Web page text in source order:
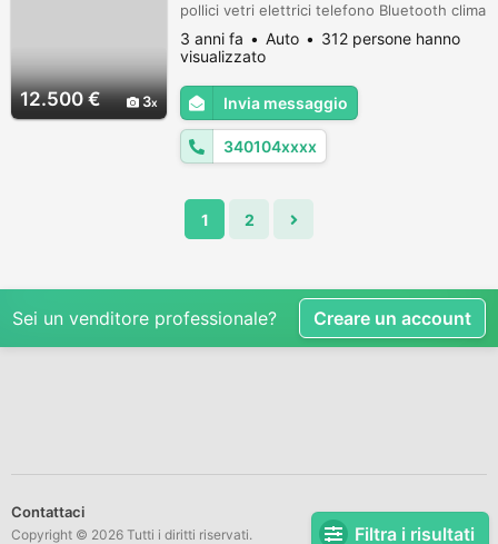
Filtra i risultati
12.500 € 3
pollici vetri elettrici telefono Bluetooth clima
bizona blocksfaft antifurto elettronico
antifurto ruote colore grigio scuro
3 anni fa Auto
312 persone hanno
visualizzato
Invia messaggio
340104xxxx
1 2
Sei un venditore professionale? Creare un account
Contattaci
Copyright © 2026 Tutti i diritti riservati.